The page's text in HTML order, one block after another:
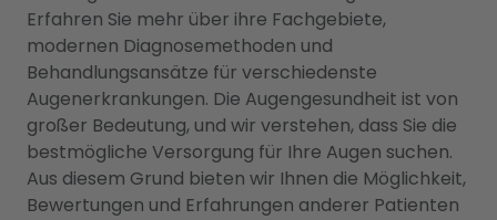
Erfahren Sie mehr über ihre Fachgebiete,
modernen Diagnosemethoden und
Behandlungsansätze für verschiedenste
Augenerkrankungen. Die Augengesundheit ist von
großer Bedeutung, und wir verstehen, dass Sie die
bestmögliche Versorgung für Ihre Augen suchen.
Aus diesem Grund bieten wir Ihnen die Möglichkeit,
Bewertungen und Erfahrungen anderer Patienten